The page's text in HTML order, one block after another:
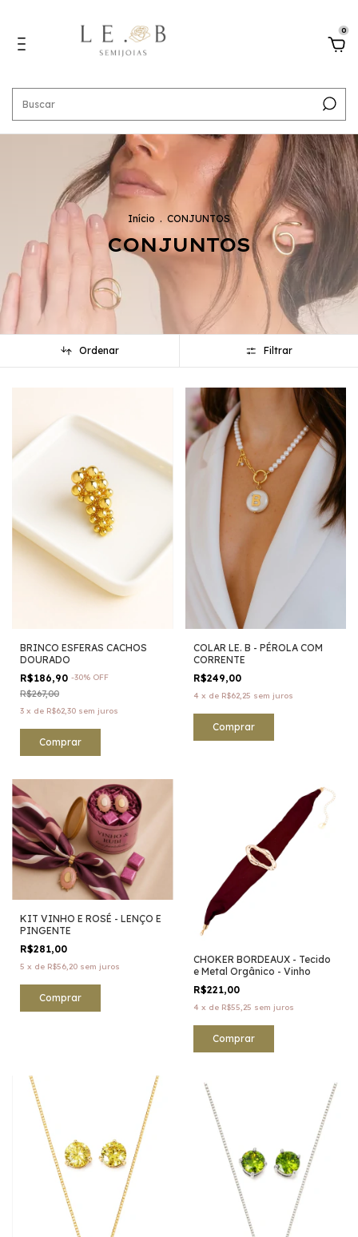
0
Início . CONJUNTOS
CONJUNTOS
Ordenar Filtrar
BRINCO ESFERAS CACHOS
DOURADO
R$186,90 -30% OFF
R$267,00
3 x de R$62,30 sem juros
COLAR LE. B - PÉROLA COM
CORRENTE
R$249,00
4 x de R$62,25 sem juros
Comprar
KIT VINHO E ROSÉ - LENÇO E
PINGENTE
R$281,00
5 x de R$56,20 sem juros
CHOKER BORDEAUX - Tecido
e Metal Orgânico - Vinho
R$221,00
4 x de R$55,25 sem juros